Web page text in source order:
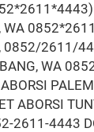
WA
0852/2611/
WA
ABORSI
2611-4443